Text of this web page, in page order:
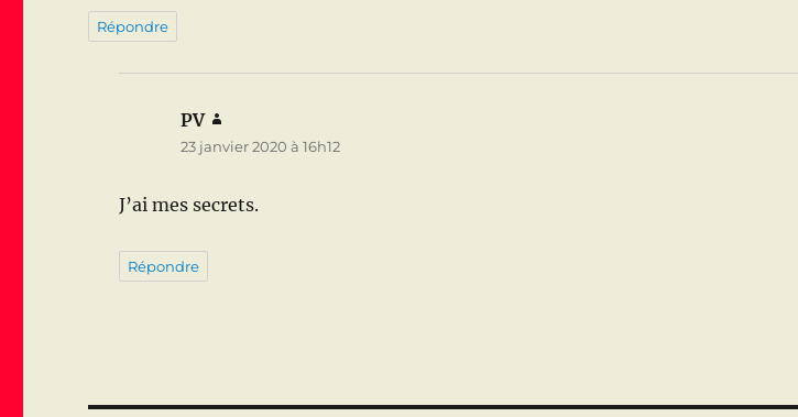
Répondre
PV
23 janvier 2020 à 16h12
J’ai mes secrets.
Répondre